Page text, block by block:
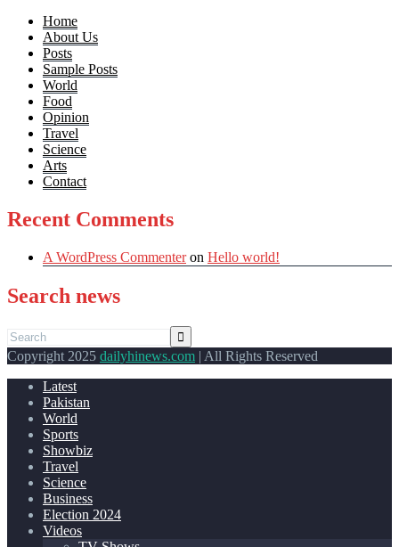
Home
About Us
Posts
Sample Posts
World
Food
Opinion
Travel
Science
Arts
Contact
Recent Comments
A WordPress Commenteron Hello world!
Search news
Copyright 2025 dailyhinews.com | All Rights Reserved
Latest
Pakistan
World
Sports
Showbiz
Travel
Science
Business
Election 2024
Videos